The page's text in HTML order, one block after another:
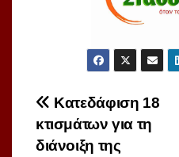
Πλοήγηση
άρθρων
Κατεδάφιση 18
κτισμάτων για τη
διάνοιξη της